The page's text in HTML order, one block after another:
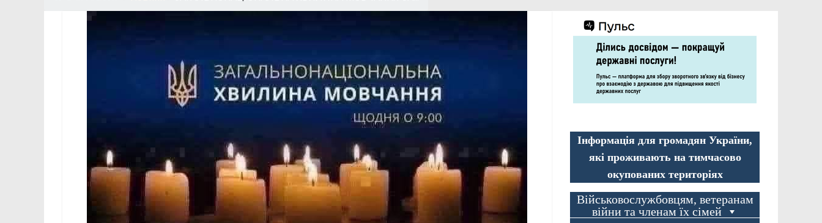
Інформація для громадян України,
які проживають на тимчасово
окупованих територіях
Військовослужбовцям, ветеранам
війни та членам їх сімей